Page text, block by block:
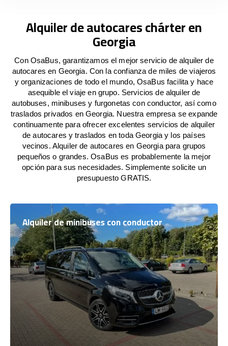
Alquiler de autocares chárter en
Georgia
Con OsaBus, garantizamos el mejor servicio de alquiler de
autocares en Georgia. Con la confianza de miles de viajeros
y organizaciones de todo el mundo, OsaBus facilita y hace
asequible el viaje en grupo. Servicios de alquiler de
autobuses, minibuses y furgonetas con conductor, así como
traslados privados en Georgia. Nuestra empresa se expande
continuamente para ofrecer excelentes servicios de alquiler
de autocares y traslados en toda Georgia y los países
vecinos. Alquiler de autocares en Georgia para grupos
pequeños o grandes. OsaBus es probablemente la mejor
opción para sus necesidades. Simplemente solicite un
presupuesto GRATIS.
Alquiler de minibuses con conductor